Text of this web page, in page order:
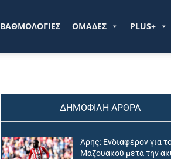
ΒΑΘΜΟΛΟΓΙΕΣ ΟΜΑΔΕΣ PLUS+
ΔΗΜΟΦΙΛΗ ΑΡΘΡΑ
Άρης: Ενδιαφέρον για
Μαζουακού μετά την